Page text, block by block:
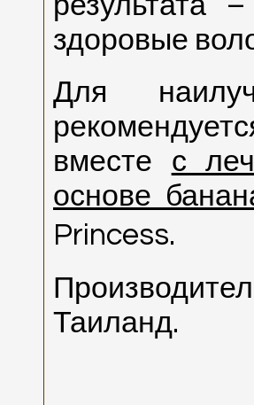
здоровые
Для
вместе с
основе
Princess.
Таиланд.